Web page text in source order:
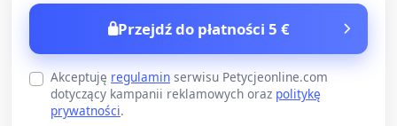
Przejdź do płatności 5 €
Akceptuję regulamin serwisu Petycjeonline.com
dotyczący kampanii reklamowych oraz politykę
prywatności.